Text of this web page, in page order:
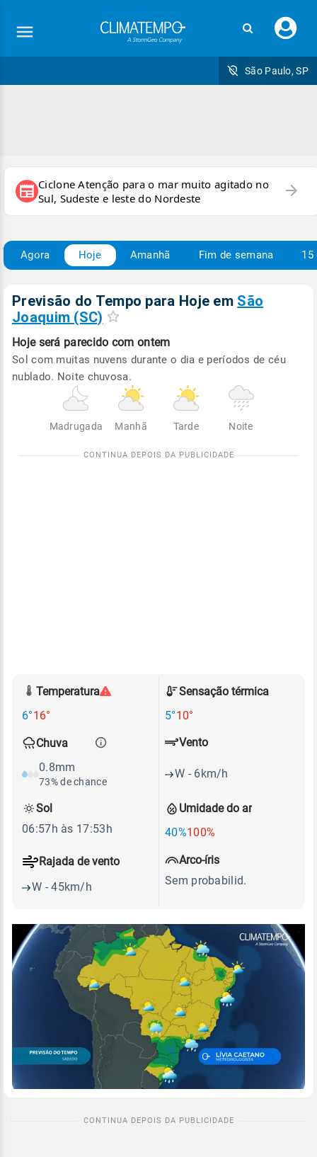
seu
São Paulo, SP
newspaper Ciclone Atenção para o mar muito agitado no
Sul, Sudeste e leste do Nordeste
arrow_forward
Agora Hoje Amanhã Fim de semana 15
Previsão do Tempo para Hoje em São
Joaquim (SC)
Hoje será parecido com ontem
Sol com muitas nuvens durante o dia e períodos de céu
nublado. Noite chuvosa.
Madrugada Manhã Tarde Noite
Temperatura
6°16°
Sensação térmica
5°10°
Chuva
0.8mm
73% de chance
Umidade do ar
40%100%
Vento
W - 6km/h
Rajada de vento
W - 45km/h
Sol
06:57h às 17:53h
Arco-íris
Sem probabilid.